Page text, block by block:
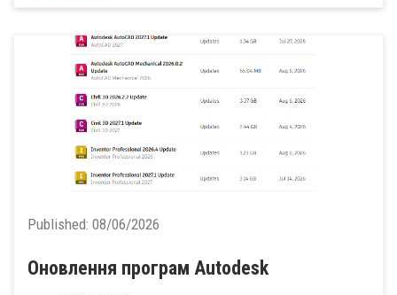
Published: 08/06/2026
Оновлення програм Autodesk